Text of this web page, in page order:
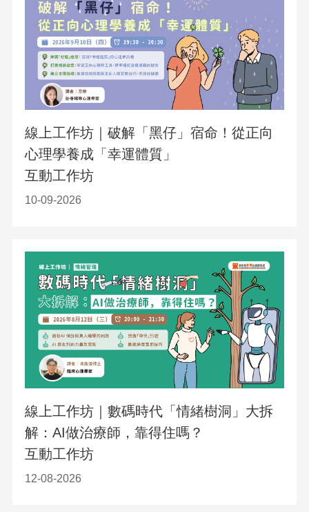
線上工作坊｜破解「黑仔」宿命！從正向
心理學養成「幸運體質」
互動工作坊
10-09-2026
線上工作坊｜數碼時代「情緒樹洞」大拆
解：AI做治療師，靠得住嗎？
互動工作坊
12-08-2026